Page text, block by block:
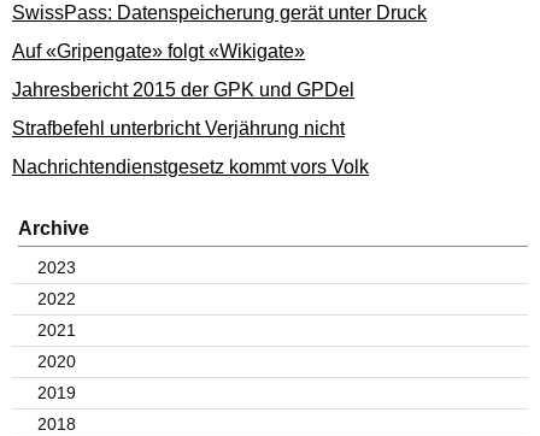
SwissPass: Datenspeicherung gerät unter Druck
Auf «Gripengate» folgt «Wikigate»
Jahresbericht 2015 der GPK und GPDel
Strafbefehl unterbricht Verjährung nicht
Nachrichtendienstgesetz kommt vors Volk
Archive
2023
2022
2021
2020
2019
2018